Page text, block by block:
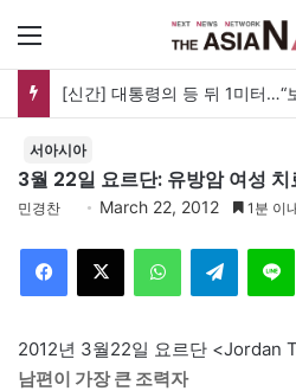
서아시아
3월 22일 요르단: 유방암 여성
민경찬 March 22, 2012 1분 이
Telegram
2012년 3월22일 요르단 <Jordan
남편이 가장 큰 조력자